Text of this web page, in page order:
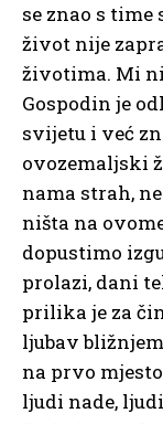
se znao s
život nije
životima. Mi
Gospodin je
svijetu i već
ovozemaljski
nama strah,
ništa na
dopustimo
prolazi, dani
prilika je za
ljubav
na prvo
ljudi nade,